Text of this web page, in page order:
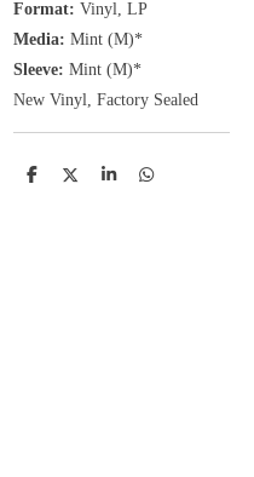
Format: Vinyl, LP
Media: Mint (M)*
Sleeve: Mint (M)*
New Vinyl, Factory Sealed
D
D
S
D